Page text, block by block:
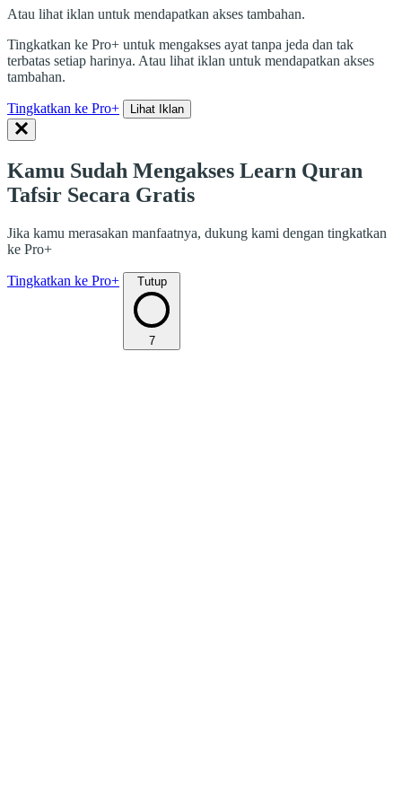
Atau lihat iklan untuk mendapatkan akses tambahan.
Tingkatkan ke Pro+ untuk mengakses ayat tanpa jeda dan tak
terbatas setiap harinya. Atau lihat iklan untuk mendapatkan akses
tambahan.
Tingkatkan ke Pro+ Lihat Iklan
Kamu Sudah Mengakses Learn Quran
Tafsir Secara Gratis
Jika kamu merasakan manfaatnya, dukung kami dengan tingkatkan
ke Pro+
Tingkatkan ke Pro+ Tutup
7